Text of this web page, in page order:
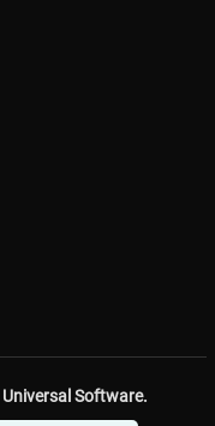
Universal Software.